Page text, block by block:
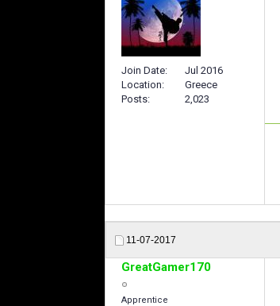
Join Date
Jul 2016
Location
Greece
Posts
2,023
11-07-2017
GreatGamer170
Apprentice